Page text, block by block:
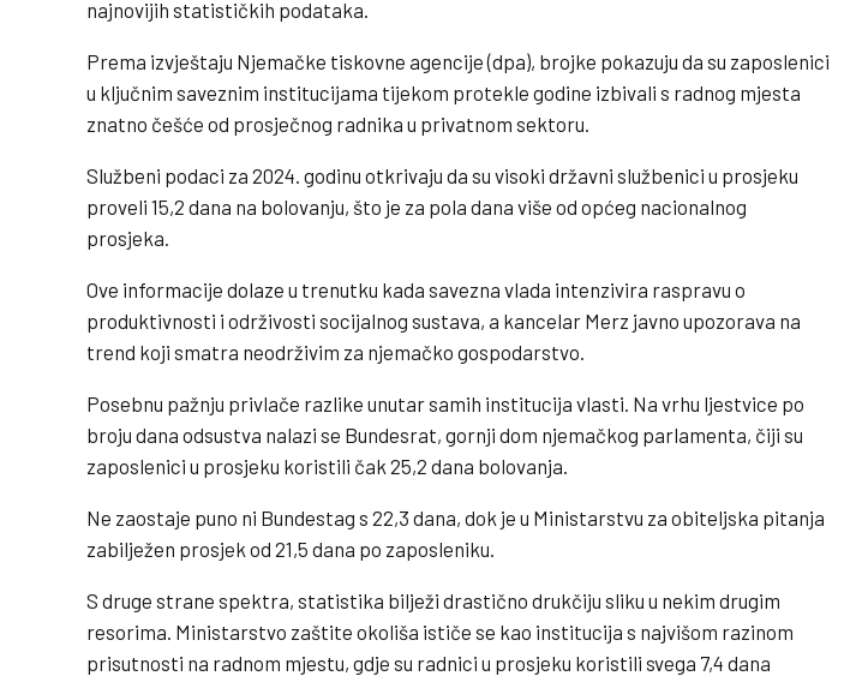
najnovijih statističkih podataka.
Prema izvještaju Njemačke tiskovne agencije (dpa), brojke pokazuju da su zaposlenici
u ključnim saveznim institucijama tijekom protekle godine izbivali s radnog mjesta
znatno češće od prosječnog radnika u privatnom sektoru.
Službeni podaci za 2024. godinu otkrivaju da su visoki državni službenici u prosjeku
proveli 15,2 dana na bolovanju, što je za pola dana više od općeg nacionalnog
prosjeka.
Ove informacije dolaze u trenutku kada savezna vlada intenzivira raspravu o
produktivnosti i održivosti socijalnog sustava, a kancelar Merz javno upozorava na
trend koji smatra neodrživim za njemačko gospodarstvo.
Posebnu pažnju privlače razlike unutar samih institucija vlasti. Na vrhu ljestvice po
broju dana odsustva nalazi se Bundesrat, gornji dom njemačkog parlamenta, čiji su
zaposlenici u prosjeku koristili čak 25,2 dana bolovanja.
Ne zaostaje puno ni Bundestag s 22,3 dana, dok je u Ministarstvu za obiteljska pitanja
zabilježen prosjek od 21,5 dana po zaposleniku.
S druge strane spektra, statistika bilježi drastično drukčiju sliku u nekim drugim
resorima. Ministarstvo zaštite okoliša ističe se kao institucija s najvišom razinom
prisutnosti na radnom mjestu, gdje su radnici u prosjeku koristili svega 7,4 dana